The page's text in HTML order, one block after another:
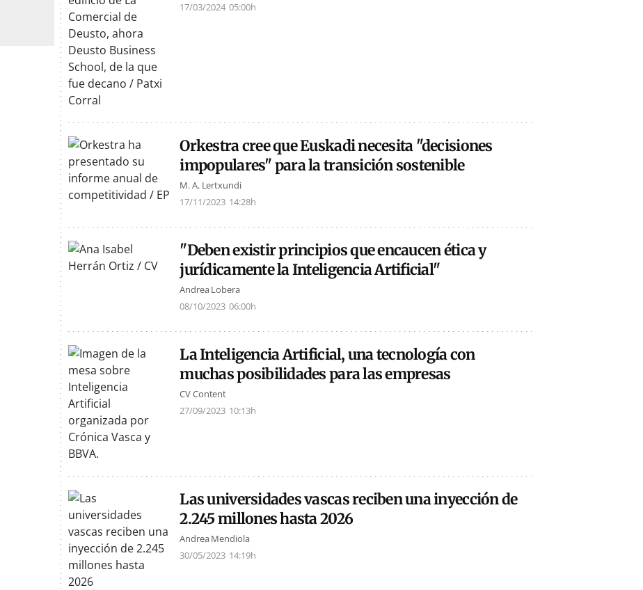
17/03/2024 05:00h
Orkestra cree que Euskadi necesita "decisiones
impopulares" para la transición sostenible
M. A. Lertxundi
17/11/2023 14:28h
"Deben existir principios que encaucen ética y
jurídicamente la Inteligencia Artificial"
Andrea Lobera
08/10/2023 06:00h
La Inteligencia Artificial, una tecnología con
muchas posibilidades para las empresas
CV Content
27/09/2023 10:13h
Las universidades vascas reciben una inyección de
2.245 millones hasta 2026
Andrea Mendiola
30/05/2023 14:19h